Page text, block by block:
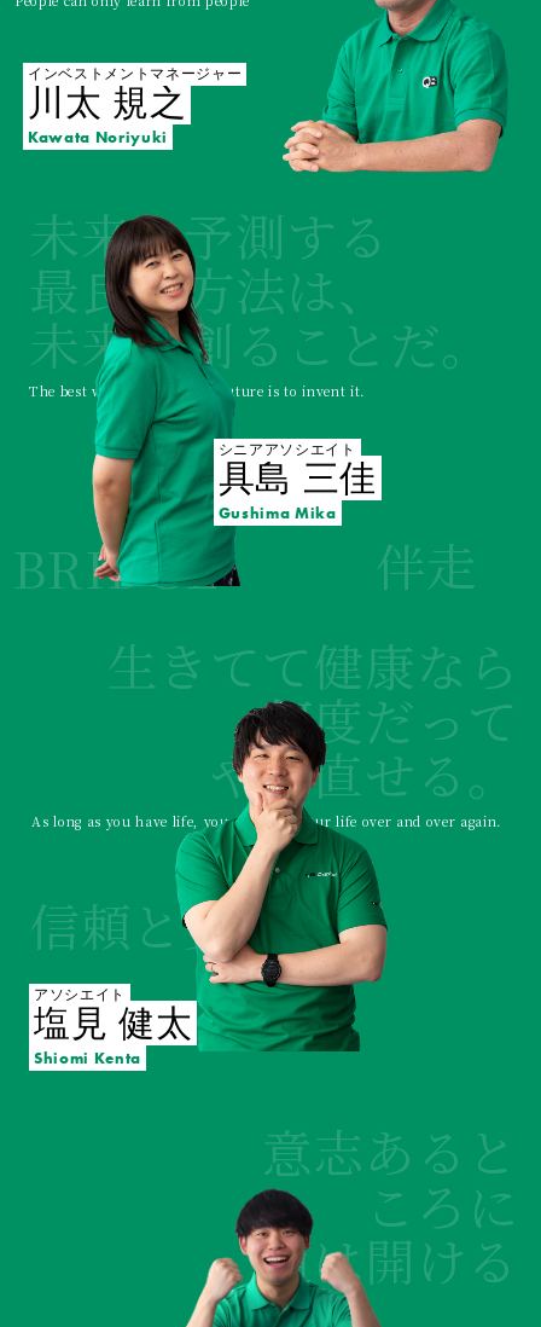
インベストメントマネージャー
川太 規之
Kawata Noriyuki
未来を予測する
最良の方法は、
未来を創ることだ。
伴走
BRIDGE
The best way to predict the future is to invent it.
シニアアソシエイト
具島 三佳
Gushima Mika
生きてて健康なら
何度だって
やり直せる。
信頼と安定
As long as you have life, you can start your life over and over again.
アソシエイト
塩見 健太
Shiomi Kenta
意志あると
ころに
道は開ける